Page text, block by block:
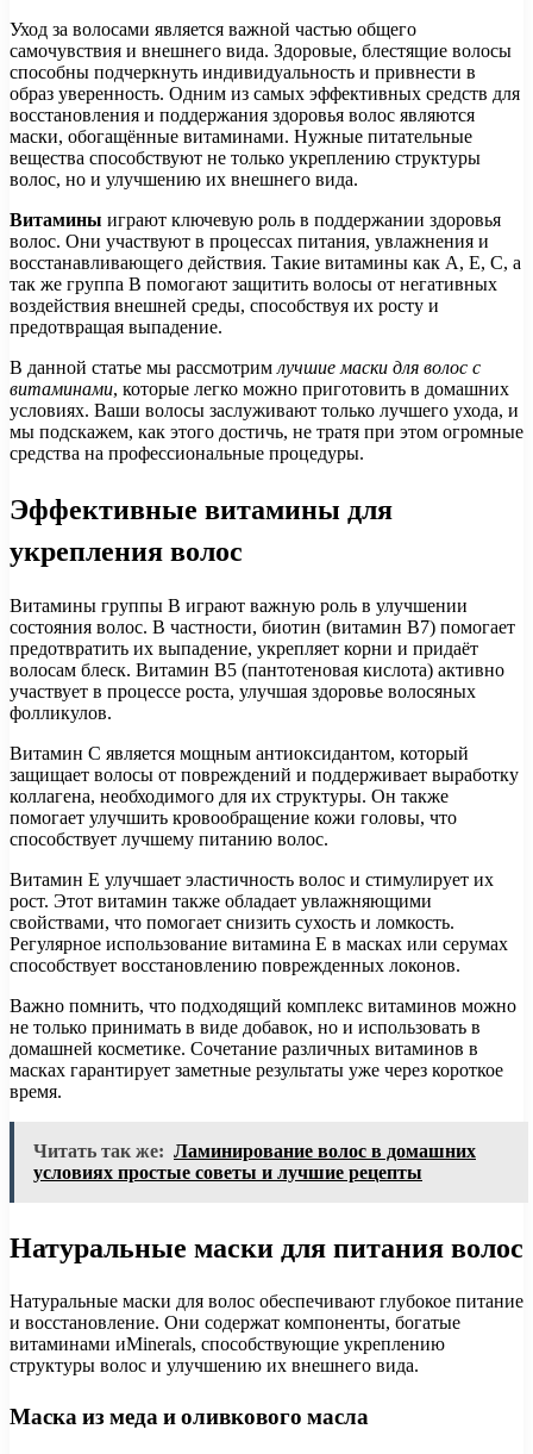
Уход за волосами является важной частью общего
самочувствия и внешнего вида. Здоровые, блестящие волосы
способны подчеркнуть индивидуальность и привнести в
образ уверенность. Одним из самых эффективных средств для
восстановления и поддержания здоровья волос являются
маски, обогащённые витаминами. Нужные питательные
вещества способствуют не только укреплению структуры
волос, но и улучшению их внешнего вида.
Витамины играют ключевую роль в поддержании здоровья
волос. Они участвуют в процессах питания, увлажнения и
восстанавливающего действия. Такие витамины как A, E, C, а
так же группа B помогают защитить волосы от негативных
воздействия внешней среды, способствуя их росту и
предотвращая выпадение.
В данной статье мы рассмотрим лучшие маски для волос с
витаминами, которые легко можно приготовить в домашних
условиях. Ваши волосы заслуживают только лучшего ухода, и
мы подскажем, как этого достичь, не тратя при этом огромные
средства на профессиональные процедуры.
Эффективные витамины для
укрепления волос
Витамины группы B играют важную роль в улучшении
состояния волос. В частности, биотин (витамин B7) помогает
предотвратить их выпадение, укрепляет корни и придаёт
волосам блеск. Витамин B5 (пантотеновая кислота) активно
участвует в процессе роста, улучшая здоровье волосяных
фолликулов.
Витамин C является мощным антиоксидантом, который
защищает волосы от повреждений и поддерживает выработку
коллагена, необходимого для их структуры. Он также
помогает улучшить кровообращение кожи головы, что
способствует лучшему питанию волос.
Витамин E улучшает эластичность волос и стимулирует их
рост. Этот витамин также обладает увлажняющими
свойствами, что помогает снизить сухость и ломкость.
Регулярное использование витамина E в масках или серумах
способствует восстановлению поврежденных локонов.
Важно помнить, что подходящий комплекс витаминов можно
не только принимать в виде добавок, но и использовать в
домашней косметике. Сочетание различных витаминов в
масках гарантирует заметные результаты уже через короткое
время.
Читать так же: Ламинирование волос в домашних
условиях простые советы и лучшие рецепты
Натуральные маски для питания волос
Натуральные маски для волос обеспечивают глубокое питание
и восстановление. Они содержат компоненты, богатые
витаминами иMinerals, способствующие укреплению
структуры волос и улучшению их внешнего вида.
Маска из меда и оливкового масла